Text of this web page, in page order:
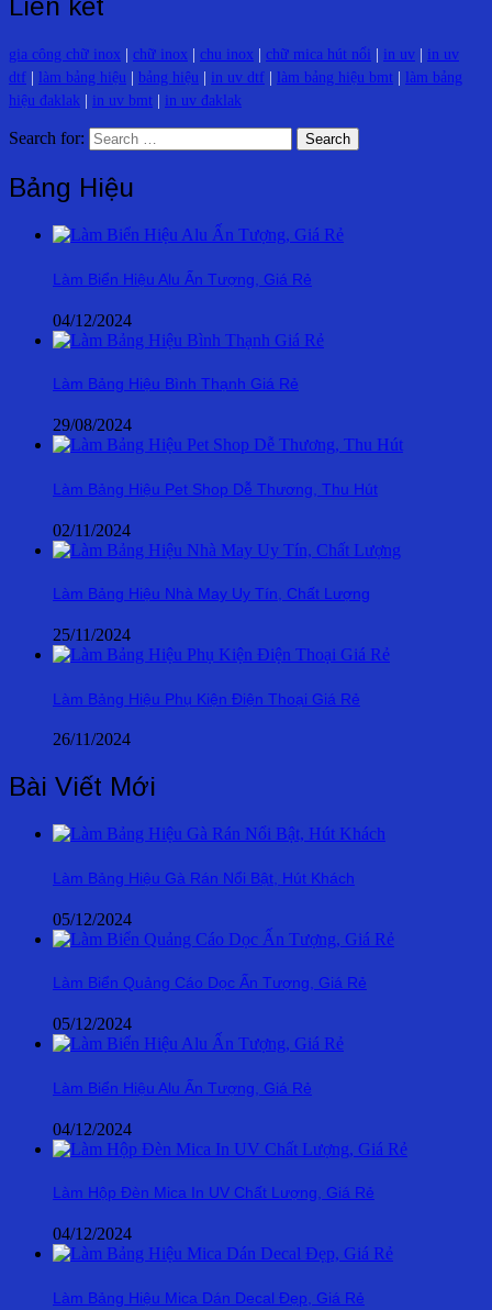
gia công chữ inox chữ inox chu inox chữ mica hút nổi in uv
in uv
dtf
làm bảng hiệu bảng hiệu in uv dtf làm bảng hiệu bmt
làm bảng
hiệu đaklak
in uv bmt in uv đaklak
Search for:
Bảng Hiệu
Làm Biển Hiệu Alu Ấn Tượng, Giá Rẻ
04/12/2024
Làm Bảng Hiệu Bình Thạnh Giá Rẻ
29/08/2024
Làm Bảng Hiệu Pet Shop Dễ Thương, Thu Hút
02/11/2024
Làm Bảng Hiệu Nhà May Uy Tín, Chất Lượng
25/11/2024
Làm Bảng Hiệu Phụ Kiện Điện Thoại Giá Rẻ
26/11/2024
Bài Viết Mới
Làm Bảng Hiệu Gà Rán Nổi Bật, Hút Khách
05/12/2024
Làm Biển Quảng Cáo Dọc Ấn Tượng, Giá Rẻ
05/12/2024
Làm Biển Hiệu Alu Ấn Tượng, Giá Rẻ
04/12/2024
Làm Hộp Đèn Mica In UV Chất Lượng, Giá Rẻ
04/12/2024
Làm Bảng Hiệu Mica Dán Decal Đẹp, Giá Rẻ